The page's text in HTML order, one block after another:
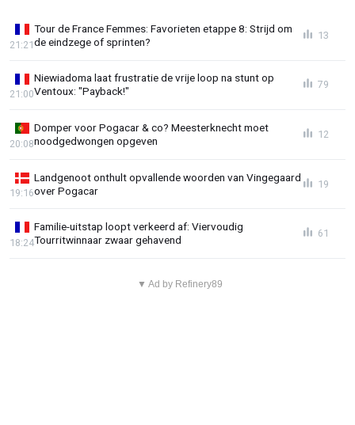
Tour de France Femmes: Favorieten etappe 8: Strijd om
de eindzege of sprinten?
21:21
13
Niewiadoma laat frustratie de vrije loop na stunt op
Ventoux: "Payback!"
21:00
79
Domper voor Pogacar & co? Meesterknecht moet
noodgedwongen opgeven
20:08
12
Landgenoot onthult opvallende woorden van Vingegaard
over Pogacar
19:16
19
Familie-uitstap loopt verkeerd af: Viervoudig
Tourritwinnaar zwaar gehavend
18:24
61
▼ Ad by Refinery89